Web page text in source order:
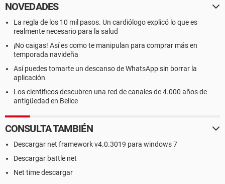
NOVEDADES
La regla de los 10 mil pasos. Un cardiólogo explicó lo que es
realmente necesario para la salud
¡No caigas! Así es como te manipulan para comprar más en
temporada navideña
Así puedes tomarte un descanso de WhatsApp sin borrar la
aplicación
Los científicos descubren una red de canales de 4.000 años de
antigüedad en Belice
CONSULTA TAMBIÉN
Descargar net framework v4.0.3019 para windows 7
Descargar battle net
Net time descargar